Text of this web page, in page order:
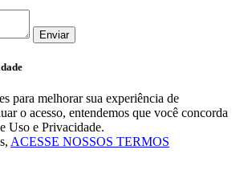
Enviar
para melhorar sua experiência de
o acesso, entendemos que você concorda
Uso e Privacidade.
ACESSE NOSSOS TERMOS